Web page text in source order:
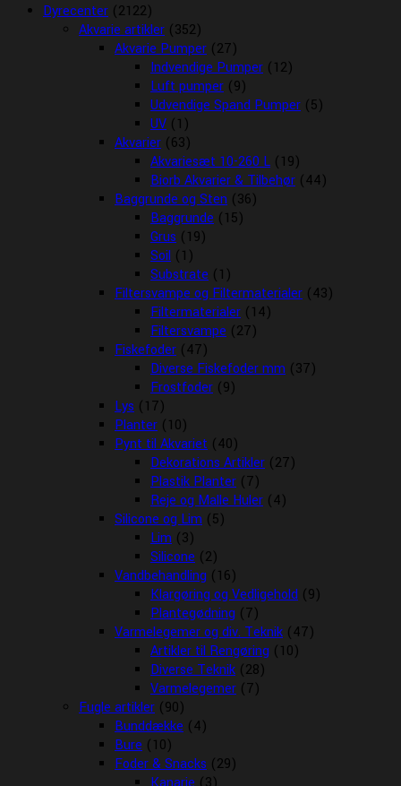
Dyrecenter (2122)
Akvarie artikler (352)
Akvarie Pumper (27)
Indvendige Pumper (12)
Luft pumper (9)
Udvendige Spand Pumper (5)
UV (1)
Akvarier (63)
Akvariesæt 10-260 L (19)
Biorb Akvarier & Tilbehør (44)
Baggrunde og Sten (36)
Baggrunde (15)
Grus (19)
Soil (1)
Substrate (1)
Filtersvampe og Filtermaterialer (43)
Filtermaterialer (14)
Filtersvampe (27)
Fiskefoder (47)
Diverse Fiskefoder mm (37)
Frostfoder (9)
Lys (17)
Planter (10)
Pynt til Akvariet (40)
Dekorations Artikler (27)
Plastik Planter (7)
Reje og Malle Huler (4)
Silicone og Lim (5)
Lim (3)
Silicone (2)
Vandbehandling (16)
Klargøring og Vedligehold (9)
Plantegødning (7)
Varmelegemer og div. Teknik (47)
Artikler til Rengøring (10)
Diverse Teknik (28)
Varmelegemer (7)
Fugle artikler (90)
Bunddække (4)
Bure (10)
Foder & Snacks (29)